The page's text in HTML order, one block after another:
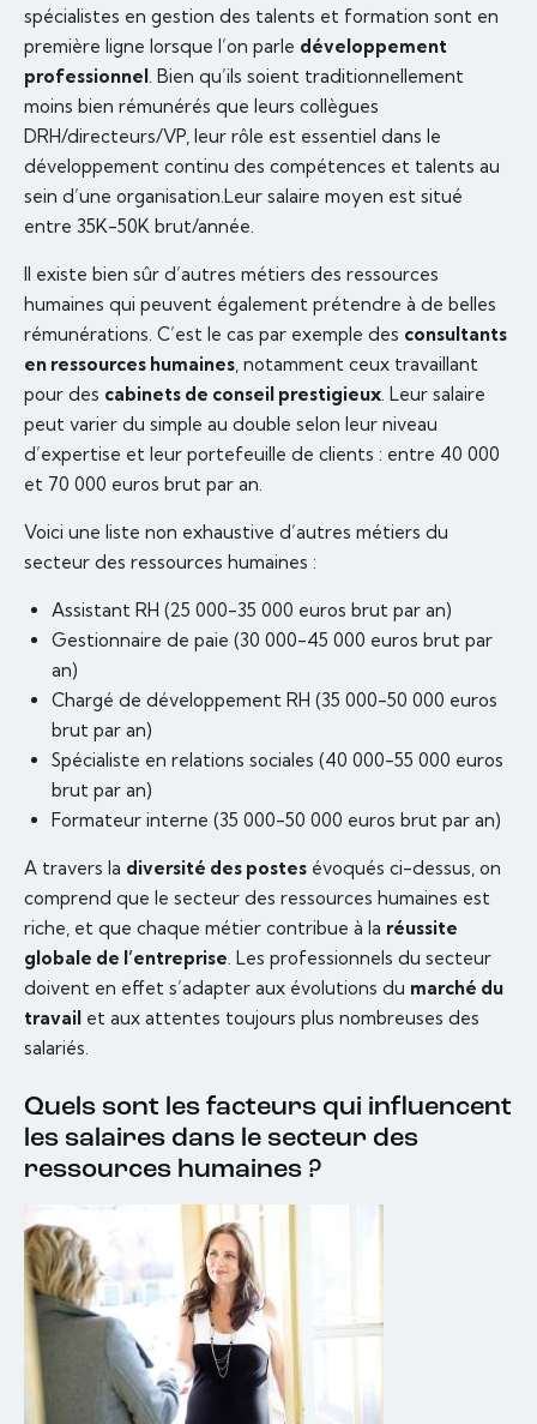
spécialistes en gestion des talents et formation sont en
première ligne lorsque l’on parle développement
professionnel. Bien qu’ils soient traditionnellement
moins bien rémunérés que leurs collègues
DRH/directeurs/VP, leur rôle est essentiel dans le
développement continu des compétences et talents au
sein d’une organisation.Leur salaire moyen est situé
entre 35K-50K brut/année.
Il existe bien sûr d’autres métiers des ressources
humaines qui peuvent également prétendre à de belles
rémunérations. C’est le cas par exemple des consultants
en ressources humaines, notamment ceux travaillant
pour des cabinets de conseil prestigieux. Leur salaire
peut varier du simple au double selon leur niveau
d’expertise et leur portefeuille de clients : entre 40 000
et 70 000 euros brut par an.
Voici une liste non exhaustive d’autres métiers du
secteur des ressources humaines :
Assistant RH (25 000-35 000 euros brut par an)
Gestionnaire de paie (30 000-45 000 euros brut par
an)
Chargé de développement RH (35 000-50 000 euros
brut par an)
Spécialiste en relations sociales (40 000-55 000 euros
brut par an)
Formateur interne (35 000-50 000 euros brut par an)
A travers la diversité des postes évoqués ci-dessus, on
comprend que le secteur des ressources humaines est
riche, et que chaque métier contribue à la réussite
globale de l’entreprise. Les professionnels du secteur
doivent en effet s’adapter aux évolutions du marché du
travail et aux attentes toujours plus nombreuses des
salariés.
Quels sont les facteurs qui influencent
les salaires dans le secteur des
ressources humaines ?